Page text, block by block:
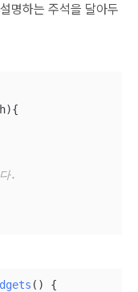
명하는 주석을 달아두
.
()
{